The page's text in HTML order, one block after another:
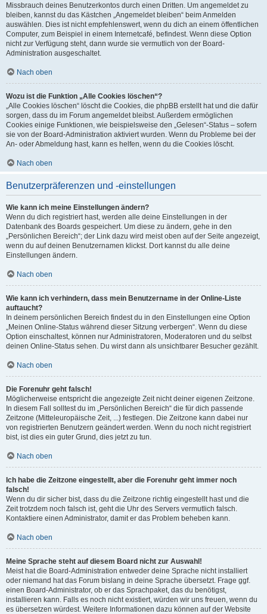
Missbrauch deines Benutzerkontos durch einen Dritten. Um angemeldet zu
bleiben, kannst du das Kästchen „Angemeldet bleiben“ beim Anmelden
auswählen. Dies ist nicht empfehlenswert, wenn du dich an einem öffentlichen
Computer, zum Beispiel in einem Internetcafé, befindest. Wenn diese Option
nicht zur Verfügung steht, dann wurde sie vermutlich von der Board-
Administration ausgeschaltet.
Nach oben
Wozu ist die Funktion „Alle Cookies löschen“?
„Alle Cookies löschen“ löscht die Cookies, die phpBB erstellt hat und die dafür
sorgen, dass du im Forum angemeldet bleibst. Außerdem ermöglichen
Cookies einige Funktionen, wie beispielsweise den „Gelesen“-Status – sofern
sie von der Board-Administration aktiviert wurden. Wenn du Probleme bei der
An- oder Abmeldung hast, kann es helfen, wenn du die Cookies löscht.
Nach oben
Benutzerpräferenzen und -einstellungen
Wie kann ich meine Einstellungen ändern?
Wenn du dich registriert hast, werden alle deine Einstellungen in der
Datenbank des Boards gespeichert. Um diese zu ändern, gehe in den
„Persönlichen Bereich“; der Link dazu wird meist oben auf der Seite angezeigt,
wenn du auf deinen Benutzernamen klickst. Dort kannst du alle deine
Einstellungen ändern.
Nach oben
Wie kann ich verhindern, dass mein Benutzername in der Online-Liste
auftaucht?
In deinem persönlichen Bereich findest du in den Einstellungen eine Option
„Meinen Online-Status während dieser Sitzung verbergen“. Wenn du diese
Option einschaltest, können nur Administratoren, Moderatoren und du selbst
deinen Online-Status sehen. Du wirst dann als unsichtbarer Besucher gezählt.
Nach oben
Die Forenuhr geht falsch!
Möglicherweise entspricht die angezeigte Zeit nicht deiner eigenen Zeitzone.
In diesem Fall solltest du im „Persönlichen Bereich“ die für dich passende
Zeitzone (Mitteleuropäische Zeit, ...) festlegen. Die Zeitzone kann dabei nur
von registrierten Benutzern geändert werden. Wenn du noch nicht registriert
bist, ist dies ein guter Grund, dies jetzt zu tun.
Nach oben
Ich habe die Zeitzone eingestellt, aber die Forenuhr geht immer noch
falsch!
Wenn du dir sicher bist, dass du die Zeitzone richtig eingestellt hast und die
Zeit trotzdem noch falsch ist, geht die Uhr des Servers vermutlich falsch.
Kontaktiere einen Administrator, damit er das Problem beheben kann.
Nach oben
Meine Sprache steht auf diesem Board nicht zur Auswahl!
Meist hat die Board-Administration entweder deine Sprache nicht installiert
oder niemand hat das Forum bislang in deine Sprache übersetzt. Frage ggf.
einen Board-Administrator, ob er das Sprachpaket, das du benötigst,
installieren kann. Falls es noch nicht existiert, würden wir uns freuen, wenn du
es übersetzen würdest. Weitere Informationen dazu können auf der Website